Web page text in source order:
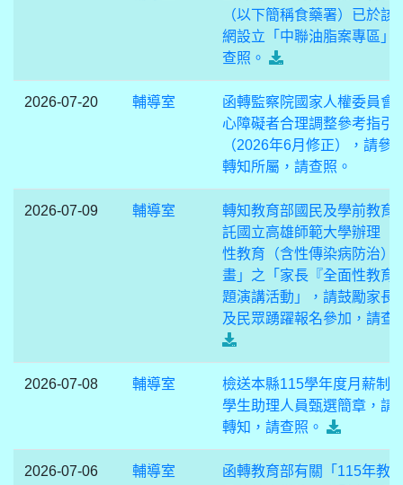
（以下簡稱食藥署）已於該
網設立「中聯油脂案專區」
查照。
2026-07-20 輔導室
函轉監察院國家人權委員會
心障礙者合理調整參考指引
（2026年6月修正），請參
轉知所屬，請查照。
2026-07-09 輔導室
轉知教育部國民及學前教育
託國立高雄師範大學辦理「
性教育（含性傳染病防治）
畫」之「家長『全面性教育
題演講活動」，請鼓勵家長
及民眾踴躍報名參加，請查
2026-07-08 輔導室
檢送本縣115學年度月薪制
學生助理人員甄選簡章，請
轉知，請查照。
2026-07-06 輔導室
函轉教育部有關「115年教